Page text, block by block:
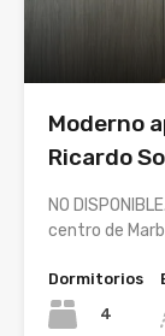
Moderno
Ricardo
NO
centro de
Dormitorios
4